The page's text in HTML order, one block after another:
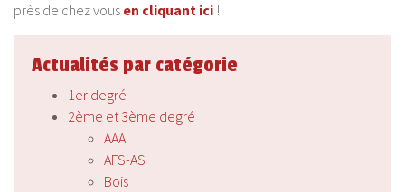
près de chez vous en cliquant ici !
Actualités par catégorie
1er degré
2ème et 3ème degré
AAA
AFS-AS
Bois